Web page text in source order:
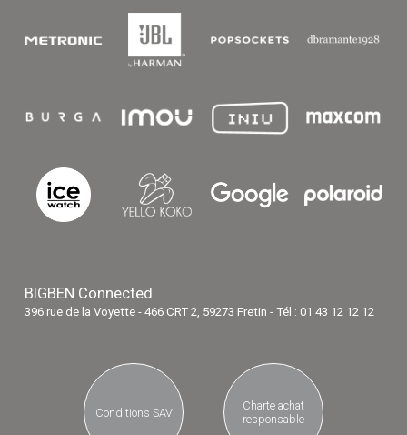
BIGBEN Connected
396 rue de la Voyette - 466 CRT 2, 59273 Fretin - Tél : 01 43 12 12 12
Conditions SAV
Charte achat
responsable